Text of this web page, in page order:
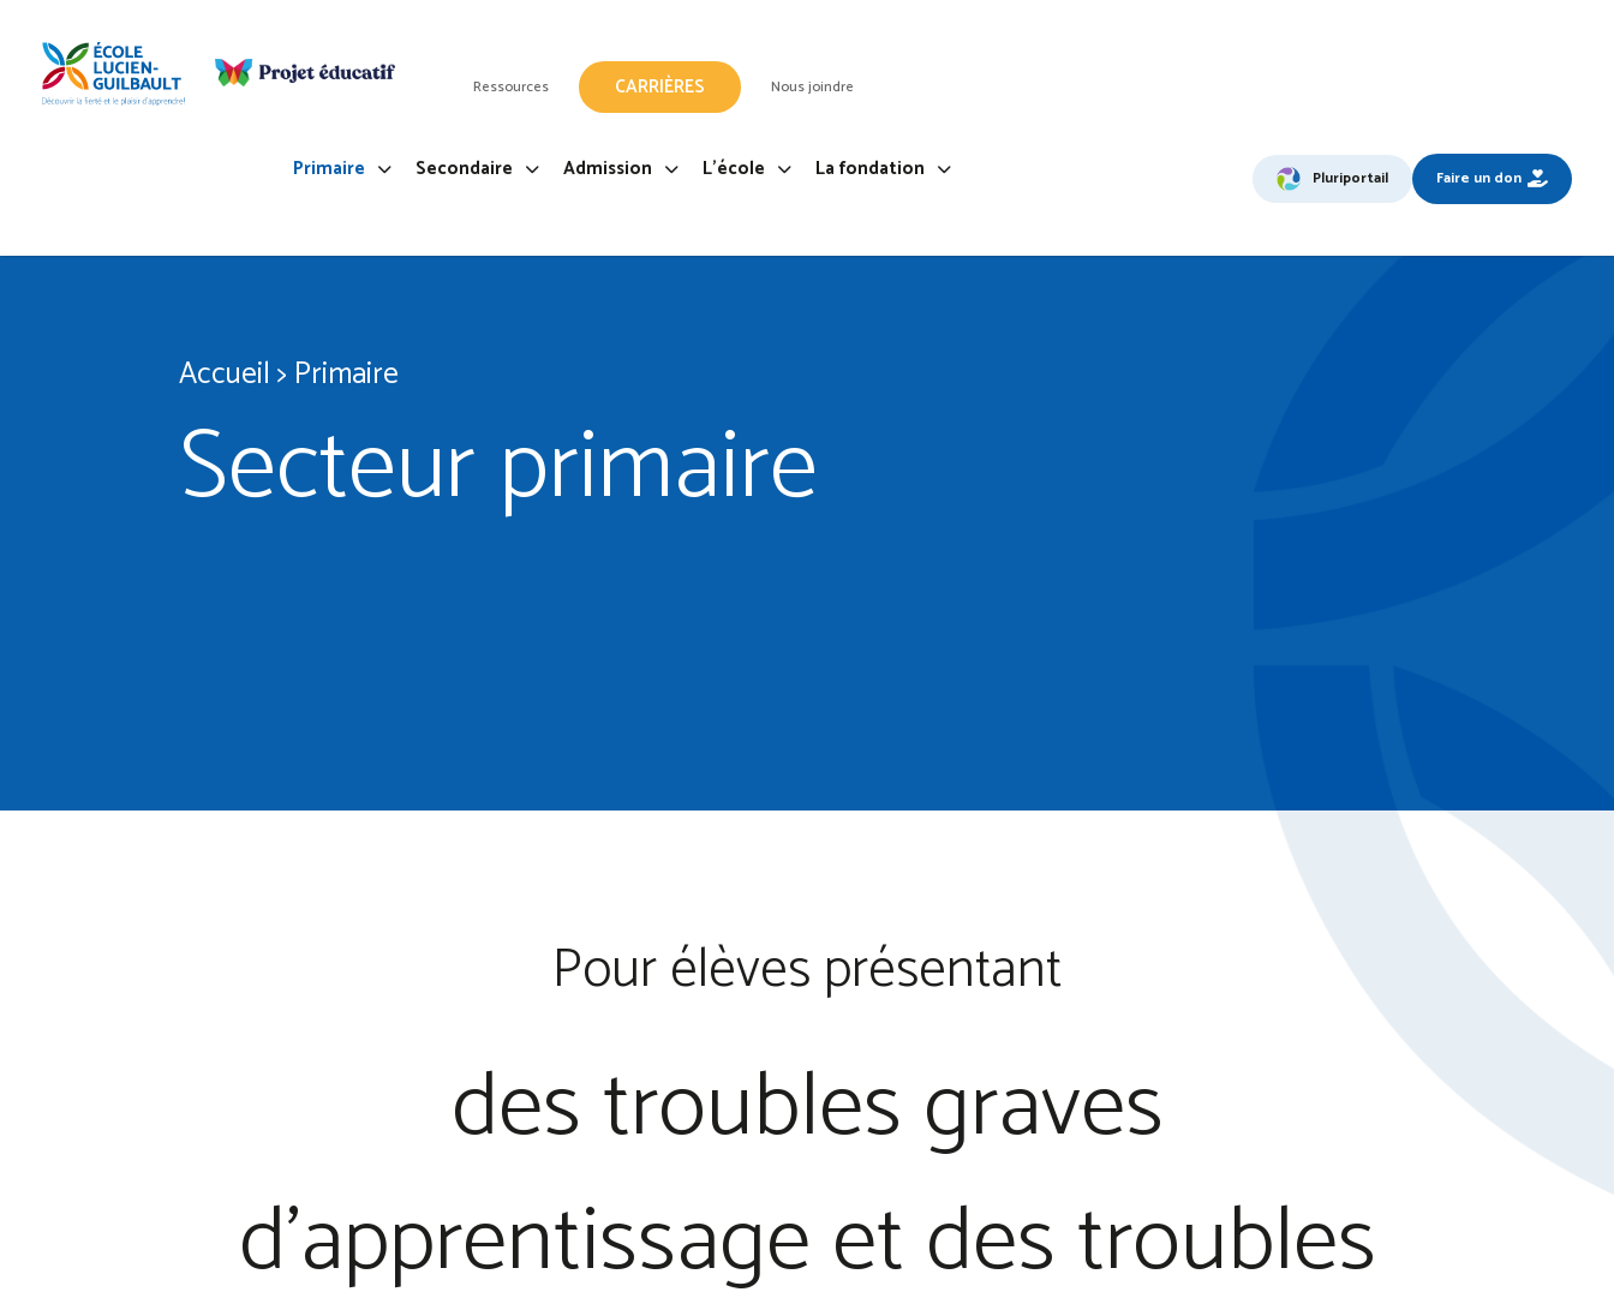
contenu
Ressources CARRIÈRES Nous joindre
Primaire Secondaire Admission L’école La fondation Pluriportail Faire un don
Accueil> Primaire
Secteur primaire
Pour élèves présentant
des troubles graves
d’apprentissage et des troubles